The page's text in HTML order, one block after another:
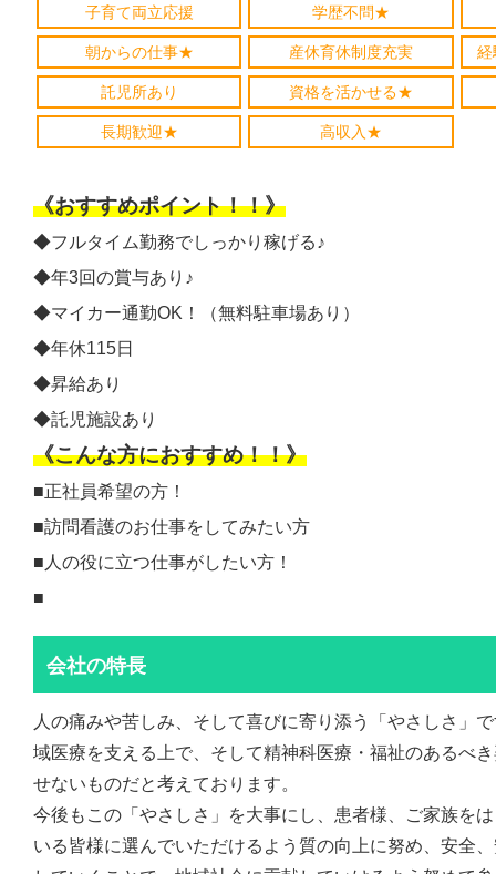
子育て両立応援 学歴不問★
朝からの仕事★ 産休育休制度充実
託児所あり 資格を活かせる★
長期歓迎★ 高収入★
《おすすめポイント！！》
◆フルタイム勤務でしっかり稼げる♪
◆年3回の賞与あり♪
◆マイカー通勤OK！（無料駐車場あり）
◆年休115日
◆昇給あり
◆託児施設あり
《こんな方におすすめ！！》
■正社員希望の方！
■訪問看護のお仕事をしてみたい方
■人の役に立つ仕事がしたい方！
■
会社の特長
人の痛みや苦しみ、そして喜びに寄り添う「やさしさ」
域医療を支える上で、そして精神科医療・福祉のあるべ
せないものだと考えております。
今後もこの「やさしさ」を大事にし、患者様、ご家族を
いる皆様に選んでいただけるよう質の向上に努め、安全